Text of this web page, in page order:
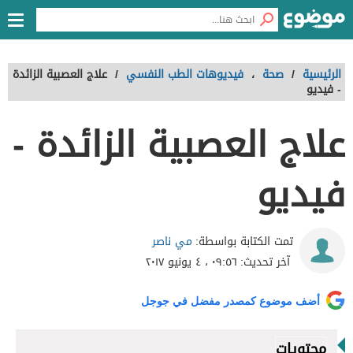
الرئيسية / صحة ، فيديوهات الطب النفسي / علاج العصبية الزائدة
- فيديو
علاج العصبية الزائدة -
فيديو
تمت الكتابة بواسطة: مي ناصر
آخر تحديث: ٠٩:٥٦ ، ٤ يونيو ٢٠١٧
أضف موضوع كمصدر مفضل في جوجل